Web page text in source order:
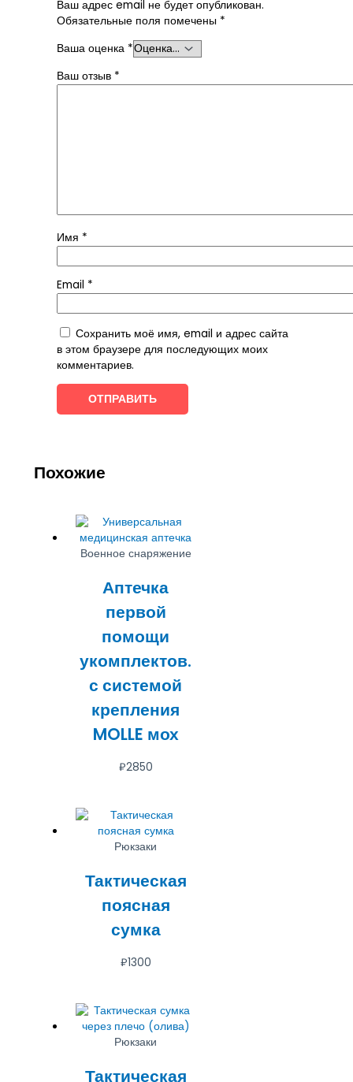
Ваш адрес email не будет опубликован.
Обязательные поля помечены *
Ваша оценка *
Ваш отзыв *
Имя *
Email *
Сохранить моё имя, email и адрес сайта
в этом браузере для последующих моих
комментариев.
Похожие
Военное снаряжение
Аптечка
первой
помощи
укомплектов.
с системой
крепления
MOLLE мох
₽2850
Рюкзаки
Тактическая
поясная
сумка
₽1300
Рюкзаки
Тактическая